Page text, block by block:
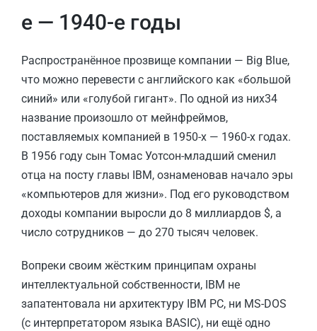
е — 1940-е годы
Распространённое прозвище компании — Big Blue,
что можно перевести с английского как «большой
синий» или «голубой гигант». По одной из них34
название произошло от мейнфреймов,
поставляемых компанией в 1950-х — 1960-х годах.
В 1956 году сын Томас Уотсон-младший сменил
отца на посту главы IBM, ознаменовав начало эры
«компьютеров для жизни». Под его руководством
доходы компании выросли до 8 миллиардов $, а
число сотрудников — до 270 тысяч человек.
Вопреки своим жёстким принципам охраны
интеллектуальной собственности, IBM не
запатентовала ни архитектуру IBM PC, ни MS-DOS
(с интерпретатором языка BASIC), ни ещё одно